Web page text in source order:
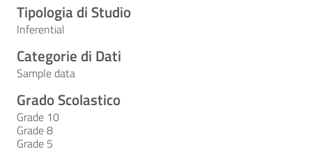
Tipologia di Studio
Inferential
Categorie di Dati
Sample data
Grado Scolastico
Grade 10
Grade 8
Grade 5